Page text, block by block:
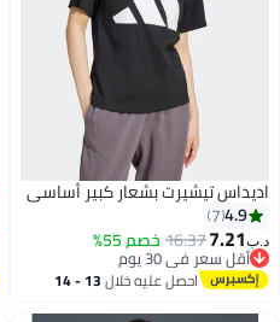
اديداس تيشيرت بشعار كبير أساسي
4.9
7
د.ب‏7.21
16.37خصم 55%
أقل سعر في 30 يوم
أقل سعر في 30 يوماحصل عليه خلال 13 - 14